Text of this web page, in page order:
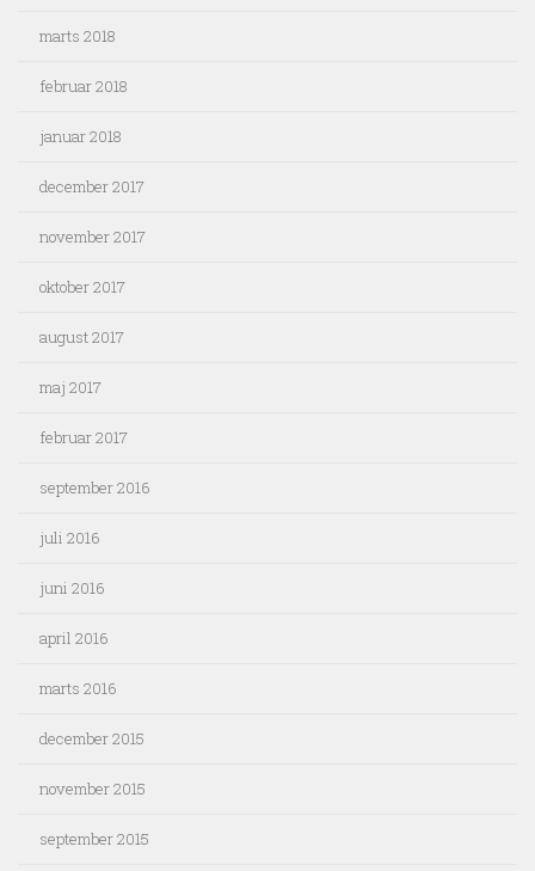
marts 2018
februar 2018
januar 2018
december 2017
november 2017
oktober 2017
august 2017
maj 2017
februar 2017
september 2016
juli 2016
juni 2016
april 2016
marts 2016
december 2015
november 2015
september 2015